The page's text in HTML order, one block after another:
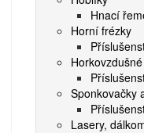
Hnací
Horní frézky
Sponkovačky
Lasery,